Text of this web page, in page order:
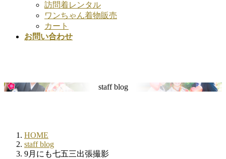
訪問着レンタル
ワンちゃん着物販売
カート
お問い合わせ
staff blog
HOME
staff blog
9月にも七五三出張撮影